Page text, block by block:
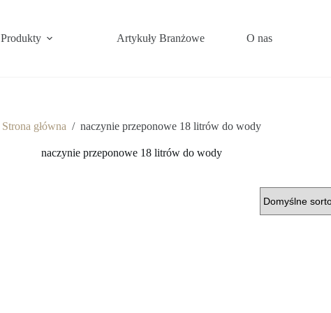
Produkty Artykuły Branżowe O nas
Strona główna / naczynie przeponowe 18 litrów do wody
naczynie przeponowe 18 litrów do wody